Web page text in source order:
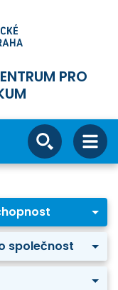
PRO
společnost